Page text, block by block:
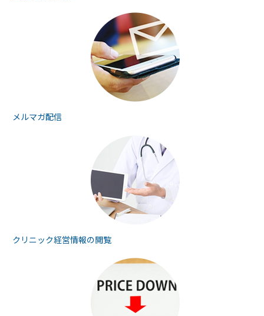
メルマガ配信
クリニック経営情報の閲覧